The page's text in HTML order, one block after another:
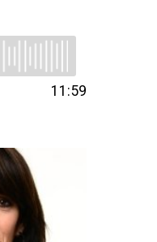
11:59